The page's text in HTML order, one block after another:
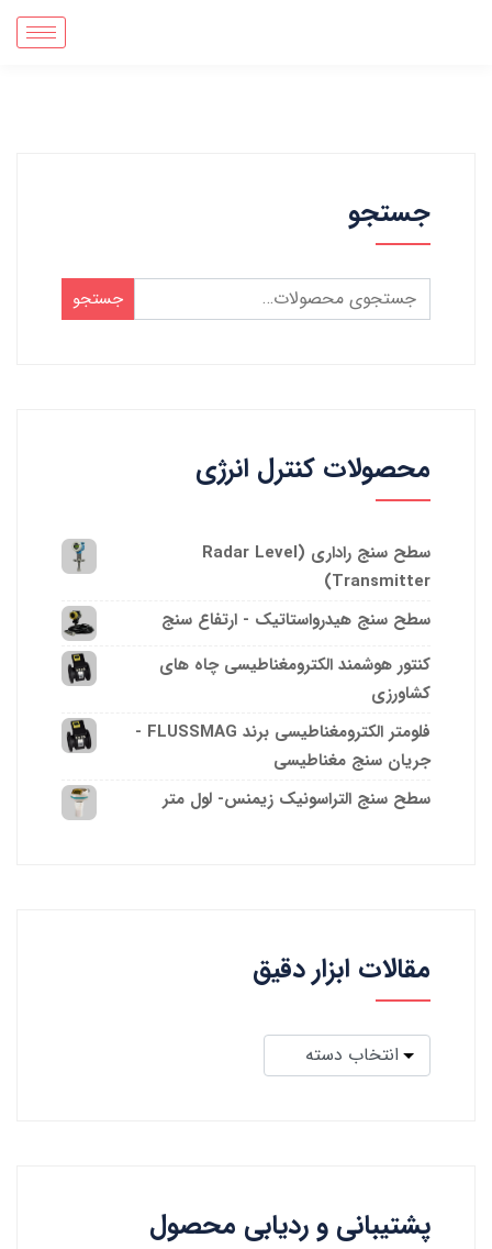
جستجو
جستجو
محصولات کنترل انرژی
سطح سنج راداری (Radar Level
Transmitter)
سطح سنج هیدرواستاتیک - ارتفاع سنج
کنتور هوشمند الکترومغناطیسی چاه های
کشاورزی
فلومتر الکترومغناطیسی برند FLUSSMAG -
جریان سنج مغناطیسی
سطح سنج التراسونیک زیمنس- لول متر
مقالات ابزار دقیق
پشتیبانی و ردیابی محصول